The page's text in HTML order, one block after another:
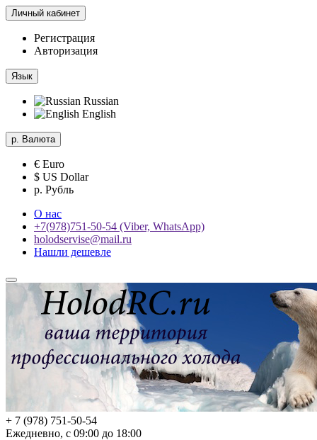
Личный кабинет
Регистрация
Авторизация
Язык
Russian
English
р. Валюта
€ Euro
$ US Dollar
р. Рубль
О нас
+7(978)751-50-54 (Viber, WhatsApp)
holodservise@mail.ru
Нашли дешевле
+ 7 (978) 751-50-54
Ежедневно, с 09:00 до 18:00